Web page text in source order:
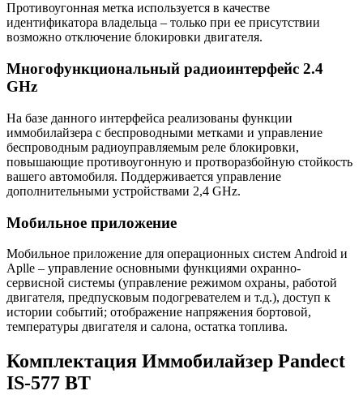
Противоугонная метка используется в качестве
идентификатора владельца – только при ее присутствии
возможно отключение блокировки двигателя.
Многофункциональный радиоинтерфейс 2.4
GHz
На базе данного интерфейса реализованы функции
иммобилайзера с беспроводными метками и управление
беспроводным радиоуправляемым реле блокировки,
повышающие противоугонную и протворазбойную стойкость
вашего автомобиля. Поддерживается управление
дополнительными устройствами 2,4 GHz.
Мобильное приложение
Мобильное приложение для операционных систем Android и
Aplle – управление основными функциями охранно-
сервисной системы (управление режимом охраны, работой
двигателя, предпусковым подогревателем и т.д.), доступ к
истории событий; отображение напряжения бортовой,
температуры двигателя и салона, остатка топлива.
Комплектация Иммобилайзер Pandect
IS-577 BT